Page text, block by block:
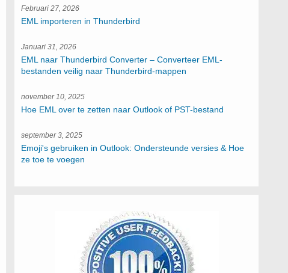
Februari 27, 2026
EML importeren in Thunderbird
Januari 31, 2026
EML naar Thunderbird Converter – Converteer EML-
bestanden veilig naar Thunderbird-mappen
november 10, 2025
Hoe EML over te zetten naar Outlook of PST-bestand
september 3, 2025
Emoji's gebruiken in Outlook: Ondersteunde versies & Hoe
ze toe te voegen